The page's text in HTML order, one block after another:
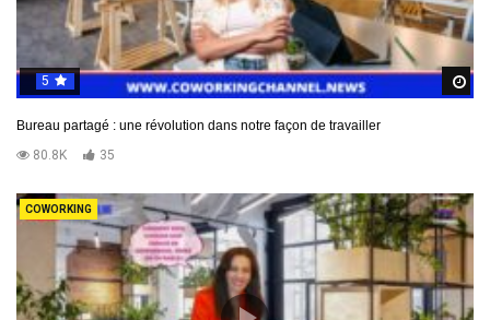
5
Bureau partagé : une révolution dans notre façon de travailler
80.8K
35
COWORKING